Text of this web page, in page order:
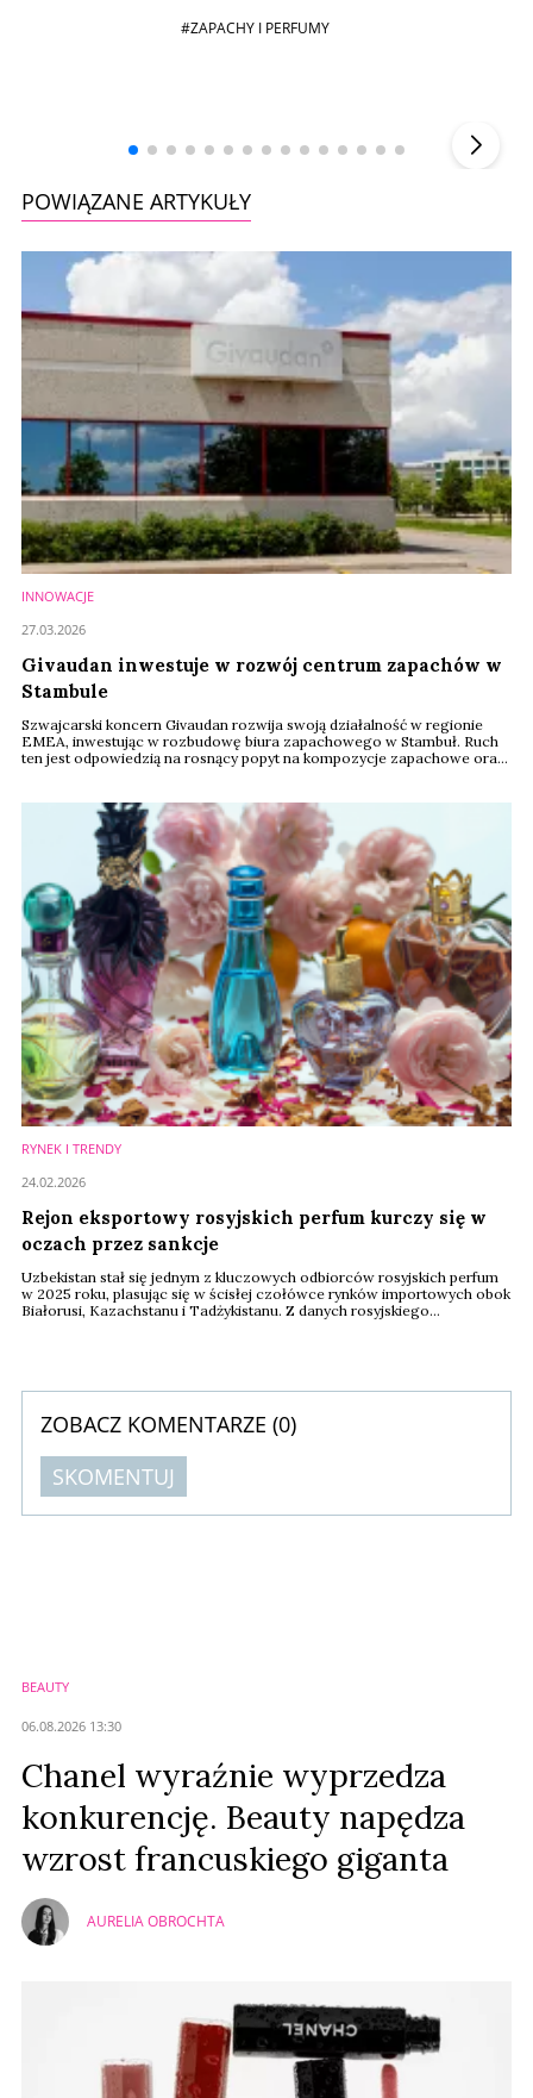
#ZAPACHY I PERFUMY
POWIĄZANE ARTYKUŁY
INNOWACJE
Givaudan inwestuje w rozwój centrum zapachów w
Stambule
Szwajcarski koncern Givaudan rozwija swoją działalność w regionie
EMEA, inwestując w rozbudowę biura zapachowego w Stambuł. Ruch
ten jest odpowiedzią na rosnący popyt na kompozycje zapachowe oraz
27.03.2026
RYNEK I TRENDY
Rejon eksportowy rosyjskich perfum kurczy się w
oczach przez sankcje
Uzbekistan stał się jednym z kluczowych odbiorców rosyjskich perfum
w 2025 roku, plasując się w ścisłej czołówce rynków importowych obok
Białorusi, Kazachstanu i Tadżykistanu. Z danych rosyjskiego
24.02.2026
ZOBACZ KOMENTARZE (0)
SKOMENTUJ
BEAUTY
06.08.2026 13:30
Chanel wyraźnie wyprzedza
konkurencję. Beauty napędza
wzrost francuskiego giganta
AURELIA OBROCHTA